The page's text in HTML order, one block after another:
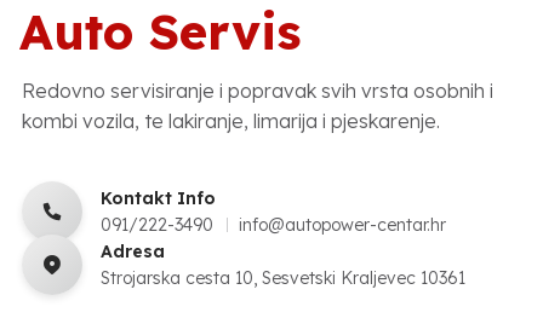
Auto Servis
Redovno servisiranje i popravak svih vrsta osobnih i
kombi vozila, te lakiranje, limarija i pjeskarenje.
Kontakt Info
091/222-3490
info@autopower-centar.hr
Adresa
Strojarska cesta 10, Sesvetski Kraljevec 10361